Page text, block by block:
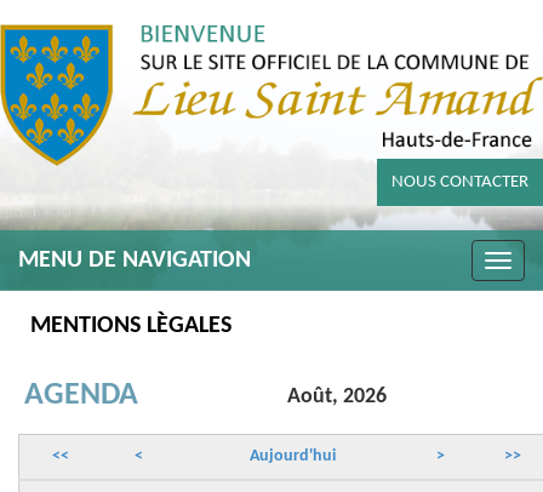
NOUS CONTACTER
Toggle
MENU DE NAVIGATION
MENTIONS LÈGALES
AGENDA Août, 2026
<< < Aujourd'hui > >>